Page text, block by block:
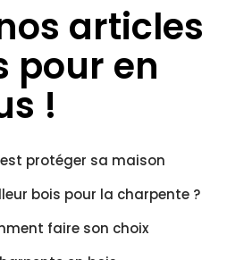
articles
pour en
!
protéger sa maison
bois pour la charpente ?
faire son choix